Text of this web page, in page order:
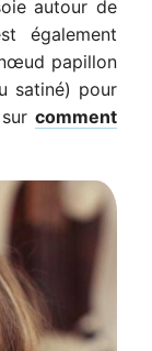
autour de
également
papillon
satiné) pour
comment